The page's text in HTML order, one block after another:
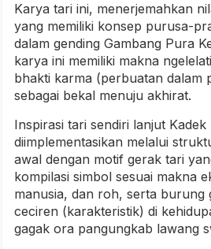
Karya tari ini, menerjemahkan
yang memiliki konsep purusa-
dalam gending Gambang Pura
karya ini memiliki makna
bhakti karma (perbuatan dalam
sebagai bekal menuju akhirat.
Inspirasi tari sendiri lanjut Kadek
diimplementasikan melalui
awal dengan motif gerak tari
kompilasi simbol sesuai makna
manusia, dan roh, serta burung
ceciren (karakteristik) di
gagak ora pangungkab lawang